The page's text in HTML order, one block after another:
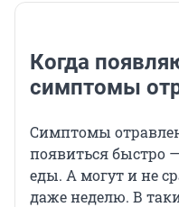
Когда
симптомы
Симптомы
появиться быстро
еды. А могут и не
даже неделю. В